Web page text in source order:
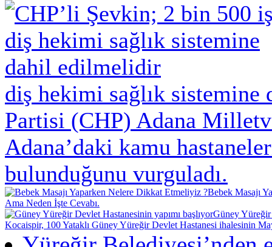
diş hekimi sağlık
Partisi (CHP) Adana
Adana’daki kamu
bulunduğunu vurguladı.
Bebek Masajı
Ama Neden İşte Cevabı.
Güney Yüreğir
Kocaispir, 100 Yataklı Güney Yüreğir Devlet Hastanesi ihalesinin